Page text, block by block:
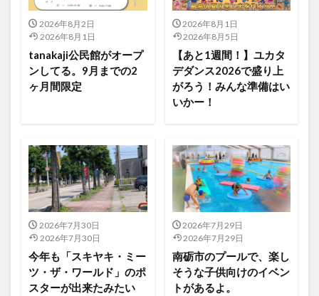
2026年8月2日
2026年8月1日
tanakaji公民館がオープ
ンしてる。9月までの2
ヶ月間限定
2026年8月1日
2026年8月5日
【あと1週間！】ユカタ
デダンス2026で盛り上
がろう！みんな準備はい
いかー！
2026年7月30日
2026年7月30日
今年も「スキヤキ・ミー
ツ・ザ・ワールド」のポ
スターが出来たみたい
2026年7月29日
2026年7月29日
南砺市のプールで、楽し
そうな子供向けのイベン
トがあるよ。